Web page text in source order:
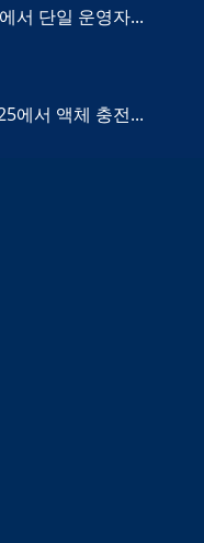
서 단일 운영자...
에서 액체 충전...